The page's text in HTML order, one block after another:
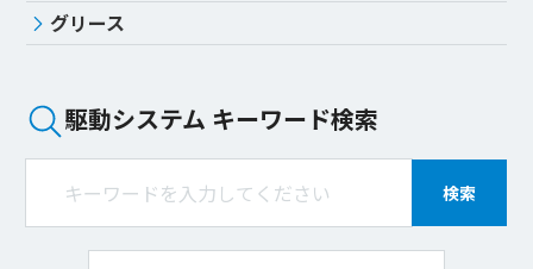
グリース
駆動システム キーワード検索
検索